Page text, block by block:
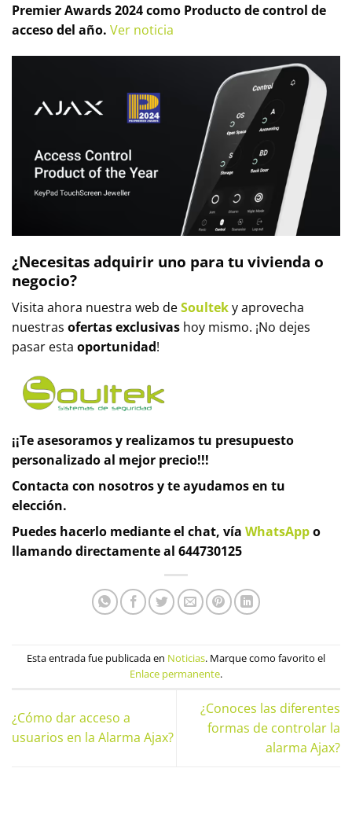
Premier Awards 2024 como Producto de control de
acceso del año. Ver noticia
¿Necesitas adquirir uno para tu vivienda o
negocio?
Visita ahora nuestra web deSoulteky aprovecha
nuestras ofertas exclusivas hoy mismo. ¡No dejes
pasar esta oportunidad!
¡¡Te asesoramos y realizamos tu presupuesto
personalizado al mejor precio!!!
Contacta con nosotros y te ayudamos en tu
elección.
Puedes hacerlo mediante el chat, vía WhatsAppo
llamando directamente al 644730125
Esta entrada fue publicada en Noticias. Marque como favorito el
Enlace permanente.
¿Cómo dar acceso a
usuarios en la Alarma Ajax?
¿Conoces las diferentes
formas de controlar la
alarma Ajax?